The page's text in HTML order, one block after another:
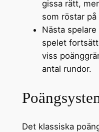
gissa rätt,
som röstar på
Nästa
spelet
viss
antal rundor.
Det klassiska